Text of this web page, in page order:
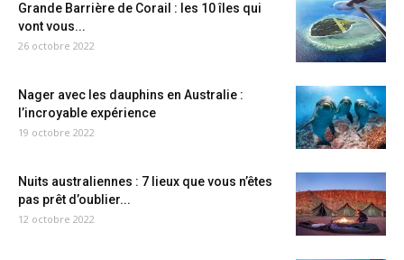
Grande Barrière de Corail : les 10 îles qui
vont vous...
26 octobre 2022
Nager avec les dauphins en Australie :
l’incroyable expérience
19 octobre 2022
Nuits australiennes : 7 lieux que vous n’êtes
pas prêt d’oublier...
12 octobre 2022